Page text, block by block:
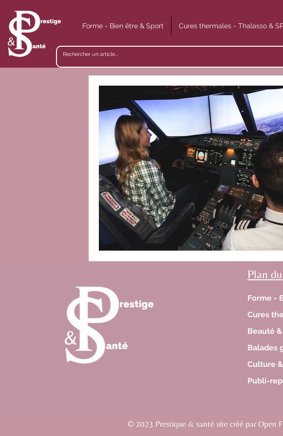
Forme - Bien être & Sport Cures thermales - Thalasso &
Plan
Forme -
Cures
Beauté
Balades
Culture
Publi-
© 2023 Prestique & santé site créé par Open